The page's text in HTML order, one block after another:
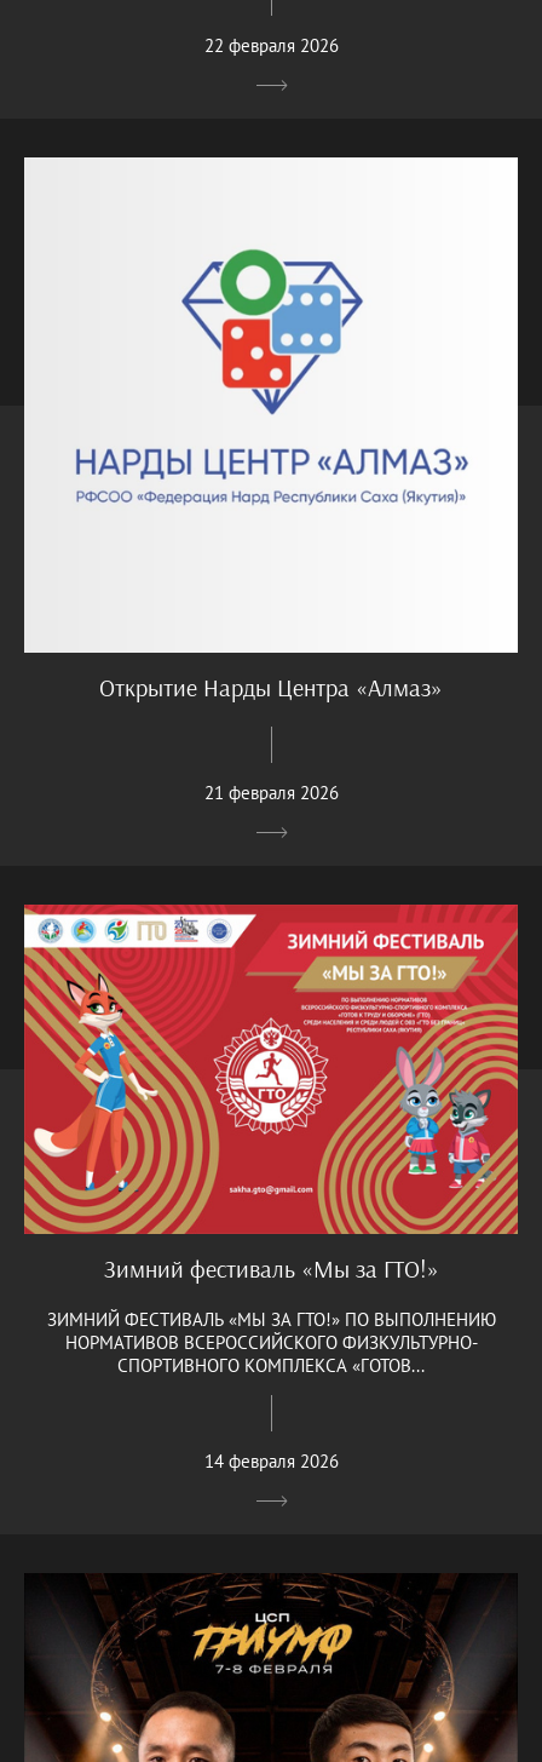
22 февраля 2026
Открытие Нарды Центра «Алмаз»
21 февраля 2026
Зимний фестиваль «Мы за ГТО!»
ЗИМНИЙ ФЕСТИВАЛЬ «МЫ ЗА ГТО!» ПО ВЫПОЛНЕНИЮ
НОРМАТИВОВ ВСЕРОССИЙСКОГО ФИЗКУЛЬТУРНО-
СПОРТИВНОГО КОМПЛЕКСА «ГОТОВ...
14 февраля 2026